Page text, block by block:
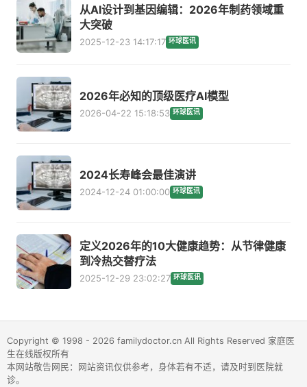
从AI设计到基因编辑：2026年制药领域重
大突破
2025-12-23 14:17:17 环球医讯
2026年必知的顶级医疗AI模型
2026-04-22 15:18:53 环球医讯
2024长寿峰会最佳演讲
2024-12-24 01:00:00 环球医讯
定义2026年的10大健康趋势：从节律健康
到冷热交替疗法
2025-12-29 23:02:27 环球医讯
Copyright © 1998 - 2026 familydoctor.cn All Rights Reserved 家庭医
生在线版权所有
本网站敬告网民：网站资讯仅供参考，身体若有不适，请及时到医院就
诊。